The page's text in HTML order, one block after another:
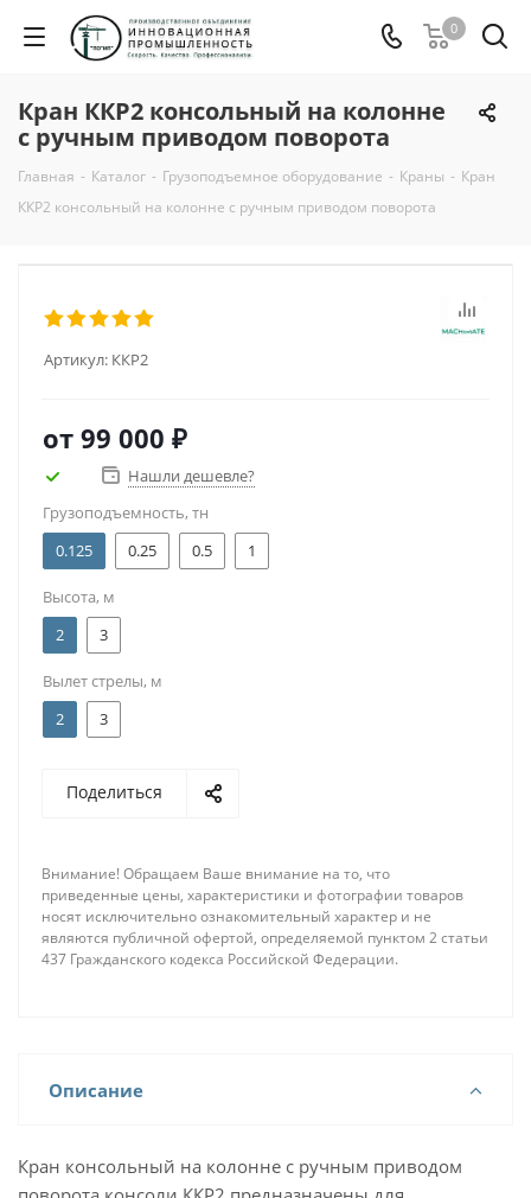
0
Кран ККР2 консольный на колонне
с ручным приводом поворота
Главная - Каталог - Грузоподъемное оборудование - Краны - Кран
ККР2 консольный на колонне с ручным приводом поворота
Артикул: ККР2
от 99 000 ₽
Нашли дешевле?
Грузоподъемность, тн
0.125
0.25 0.5 1
Высота, м
2
3
Вылет стрелы, м
2
3
Поделиться
Внимание! Обращаем Ваше внимание на то, что
приведенные цены, характеристики и фотографии товаров
носят исключительно ознакомительный характер и не
являются публичной офертой, определяемой пунктом 2 статьи
437 Гражданского кодекса Российской Федерации.
Описание
Кран консольный на колонне с ручным приводом